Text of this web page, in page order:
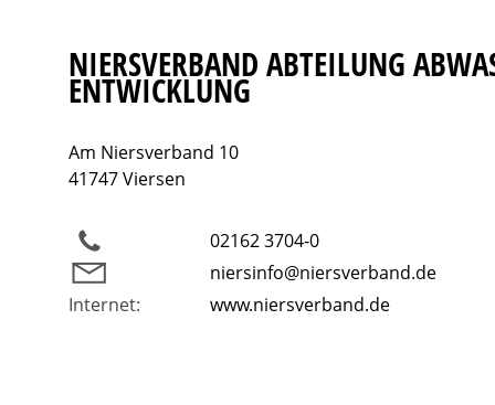
NIERSVERBAND ABTEILUNG
ENTWICKLUNG
Am Niersverband 10
41747 Viersen
02162 3704-0
niersinfo@niersverband.de
Internet:
www.niersverband.de